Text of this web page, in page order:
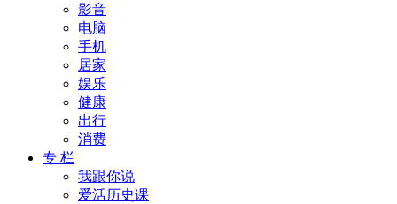
影音
电脑
手机
居家
娱乐
健康
出行
消费
专 栏
我跟你说
爱活历史课